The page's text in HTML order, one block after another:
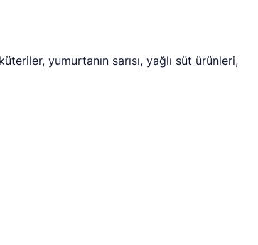
yumurtanın sarısı, yağlı süt ürünleri,